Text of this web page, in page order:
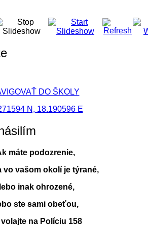
DO ŠKOLY
N, 18.190596 E
máte podozrenie,
vo vašom okolí je týrané,
inak ohrozené,
ste sami obeťou,
na Políciu 158